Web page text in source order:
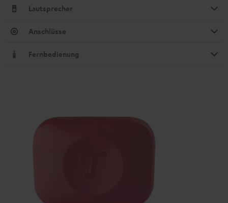
Lautsprecher
Anschlüsse
Fernbedienung